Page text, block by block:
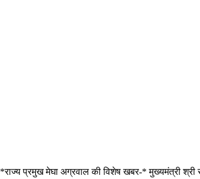
*राज्य प्रमुख मेघा अग्रवाल की विशेष खबर-* मुख्यमंत्री